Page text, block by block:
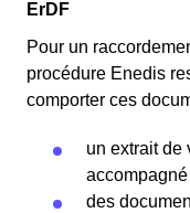
ErDF
Pour un
procédure Enedis
comporter ces
un extrait de
des